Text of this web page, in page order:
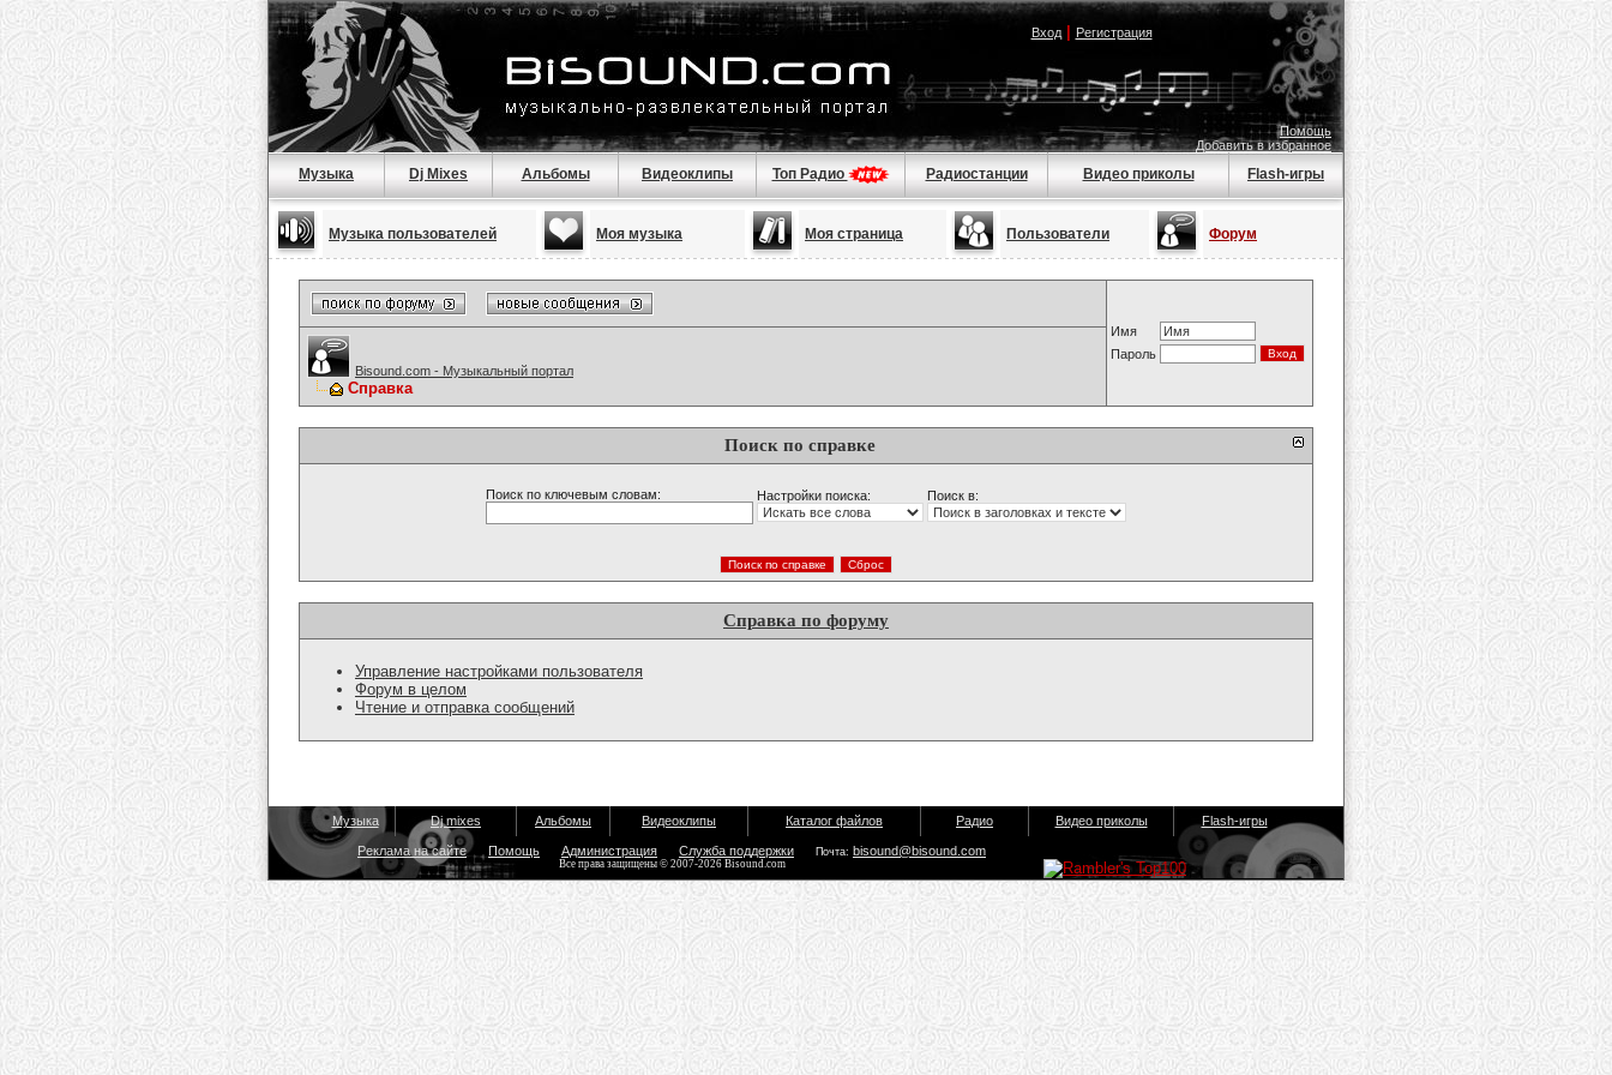
Вход| Регистрация
Помощь
Добавить в избранное
Музыка Dj Mixes Альбомы Видеоклипы Топ Радио Радиостанции Видео приколы Flash-игры
Музыка пользователей Моя музыка Моя страница Пользователи Форум
Имя
Пароль
Bisound.com - Музыкальный портал
Справка
Поиск по справке
Поиск по ключевым словам: Настройки поиска: Поиск в:
Справка по форуму
Управление настройками пользователя
Форум в целом
Чтение и отправка сообщений
Музыка Dj mixes Альбомы Видеоклипы Каталог файлов Радио Видео приколы Flash-игры
Реклама на сайте Помощь Администрация Служба поддержки Почта: bisound@bisound.com
Все права защищены © 2007-2026 Bisound.com